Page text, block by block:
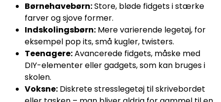
Børnehavebørn:Store, bløde fidgets i stærke
farver og sjove former.
Indskolingsbørn: Mere varierende legetøj, for
eksempel pop its, små kugler, twisters.
Teenagere:Avancerede fidgets, måske med
DIY-elementer eller gadgets, som kan bruges i
skolen.
Voksne: Diskrete stresslegetøj til skrivebordet